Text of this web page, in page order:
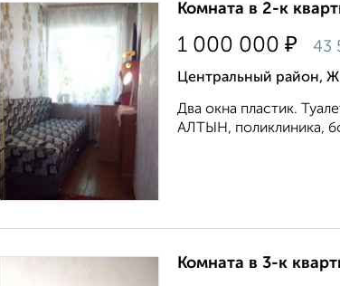
Комната в 2-к
1 000 000 ₽ 43
Центральный район,
Два окна пластик.
АЛТЫН, поликлиника,
Комната в 3-к